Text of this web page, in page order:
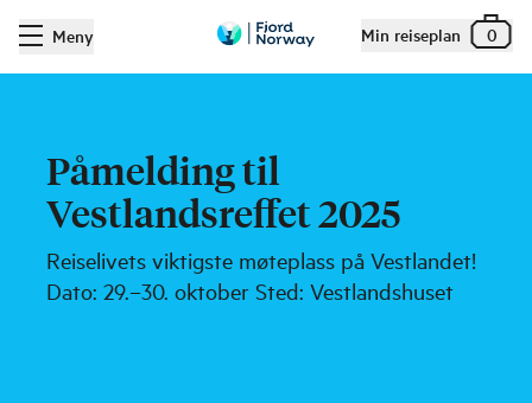
Meny Min reiseplan 0
Påmelding til
Vestlandsreffet 2025
Reiselivets viktigste møteplass på Vestlandet!
Dato: 29.–30. oktober Sted: Vestlandshuset